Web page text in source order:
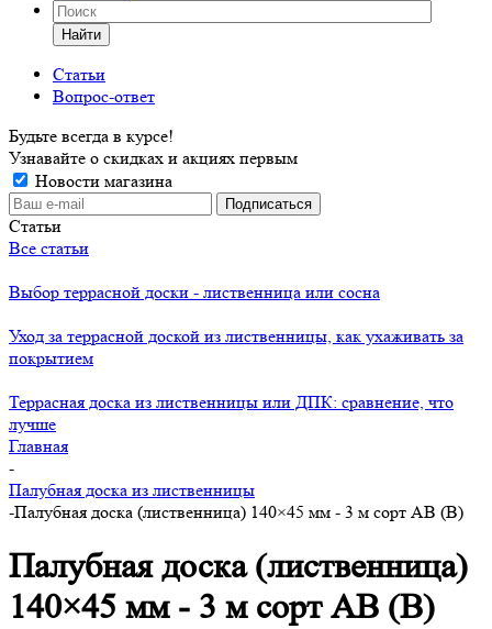
Найти
Статьи
Вопрос-ответ
Будьте всегда в курсе!
Узнавайте о скидках и акциях первым
Новости магазина
Статьи
Все статьи
Выбор террасной доски - лиственница или сосна
Уход за террасной доской из лиственницы, как ухаживать за
покрытием
Террасная доска из лиственницы или ДПК: сравнение, что
лучше
Главная
-
Палубная доска из лиственницы
-Палубная доска (лиственница) 140×45 мм - 3 м сорт АВ (В)
Палубная доска (лиственница)
140×45 мм - 3 м сорт АВ (В)